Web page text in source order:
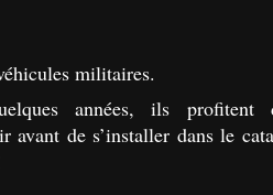
militaires.
années, ils profitent
avant de s’installer dans le